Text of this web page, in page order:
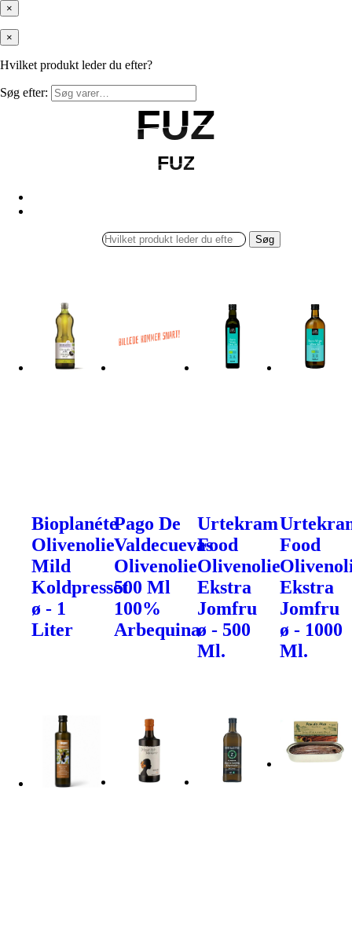
×
×
Hvilket produkt leder du efter?
Søg efter:
FUZ
FUZ
FUZ
FUZ
Søg
Bioplanéte
Olivenolie
Mild
Koldpresset
ø - 1
Liter
Pago De
Valdecuevas
Olivenolie
500 Ml
100%
Arbequina
Urtekram
Food
Olivenolie
Ekstra
Jomfru
ø - 500
Ml.
Food
Ekstra
Jomfru
ø - 1000
Ml.